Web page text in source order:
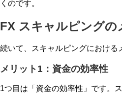
くのです。
FX スキャルピングの
続いて、スキャルピングにおける
メリット1：資金の効率性
1つ目は「資金の効率性」です。